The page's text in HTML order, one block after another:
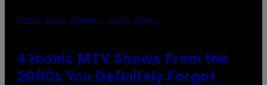
PHOTO: PETER KRAMER / GETTY IMAGES
4 Iconic MTV Shows From the
2000s You Definitely Forgot